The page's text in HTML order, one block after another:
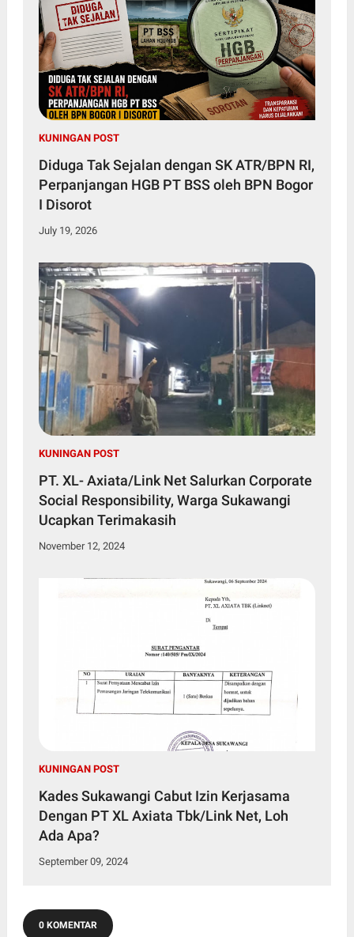
KUNINGAN POST
Diduga Tak Sejalan dengan SK ATR/BPN RI,
Perpanjangan HGB PT BSS oleh BPN Bogor
I Disorot
July 19, 2026
KUNINGAN POST
PT. XL- Axiata/Link Net Salurkan Corporate
Social Responsibility, Warga Sukawangi
Ucapkan Terimakasih
November 12, 2024
KUNINGAN POST
Kades Sukawangi Cabut Izin Kerjasama
Dengan PT XL Axiata Tbk/Link Net, Loh
Ada Apa?
September 09, 2024
0 KOMENTAR